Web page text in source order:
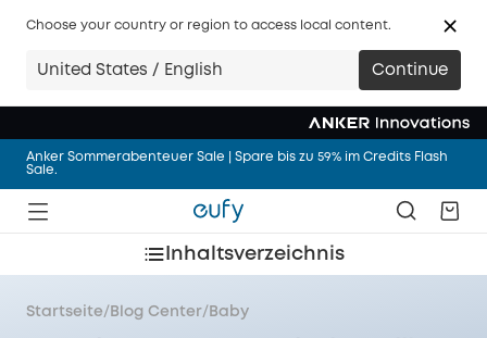
Choose your country or region to access local content.
United States / English Continue
🩷 NEU: eufy Milchpumpe S2 Pro – Abpumpen mit Wärmemassage
– freihändig und überall
Jetzt sicher in den Urlaub | Urlaubsmodus: AN. Sorgen ums
Anker Sommerabenteuer Sale | Spare bis zu 59% im Credits Flash
Sale.
🔥 eufy Mähroboter – Startklar in 5 Minuten. Einfach perfekter
Rasen.
🎉 NEU: eufyCam S4 – Mehr sehen. Smarter verfolgen. Drei Linsen
🩷 NEU: eufy Milchpumpe S2 Pro – Abpumpen mit Wärmemassage
– freihändig und überall
Inhaltsverzeichnis
Startseite/ Blog Center/ Baby